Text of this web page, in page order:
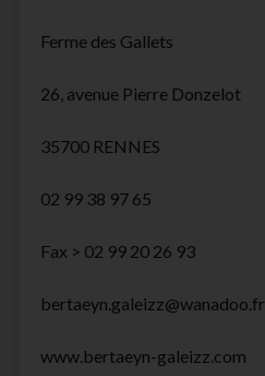
Ferme des Gallets
26, avenue Pierre Donzelot
35700 RENNES
02 99 38 97 65
Fax > 02 99 20 26 93
bertaeyn.galeizz@wanadoo.fr
www.bertaeyn-galeizz.com